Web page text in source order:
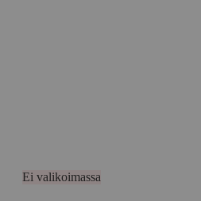
Ei valikoimassa